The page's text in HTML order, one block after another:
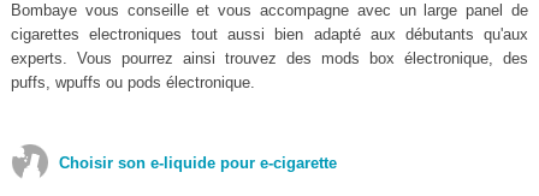
Bombaye vous conseille et vous accompagne avec un large panel de
cigarettes electroniques tout aussi bien adapté aux débutants qu'aux
experts. Vous pourrez ainsi trouvez des mods box électronique, des
puffs, wpuffs ou pods électronique.
Choisir son e-liquide pour e-cigarette